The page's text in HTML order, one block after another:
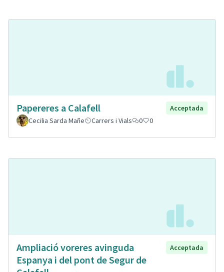
Papereres a Calafell
Acceptada
Cecilia Sarda Mañe
Carrers i Vials 0 0
Ampliació voreres avinguda
Espanya i del pont de Segur de
Acceptada